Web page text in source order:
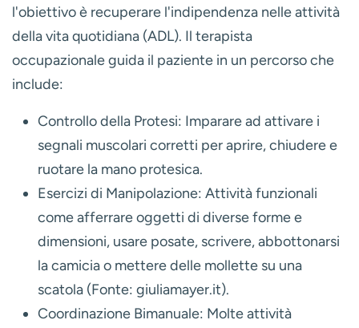
l'obiettivo è recuperare l'indipendenza nelle attività
della vita quotidiana (ADL). Il terapista
occupazionale guida il paziente in un percorso che
include:
Controllo della Protesi: Imparare ad attivare i
segnali muscolari corretti per aprire, chiudere e
ruotare la mano protesica.
Esercizi di Manipolazione: Attività funzionali
come afferrare oggetti di diverse forme e
dimensioni, usare posate, scrivere, abbottonarsi
la camicia o mettere delle mollette su una
scatola (Fonte: giuliamayer.it).
Coordinazione Bimanuale: Molte attività